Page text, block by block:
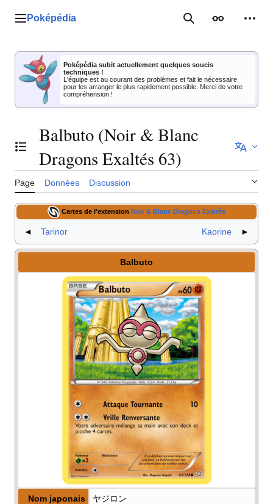
Menu principal
Poképédia RechercherApparence
Poképédia subit actuellement quelques soucis
techniques !
L'équipe est au courant des problèmes et fait le nécessaire
pour les arranger le plus rapidement possible. Merci de votre
compréhension !
Basculer la table des matières
Balbuto (Noir & Blanc
Dragons Exaltés 63)
Page Données Discussion
Cartes de l'extension Noir & Blanc Dragons Exaltés
◄ Tarinor Kaorine ►
Balbuto
Nom japonais ヤジロン